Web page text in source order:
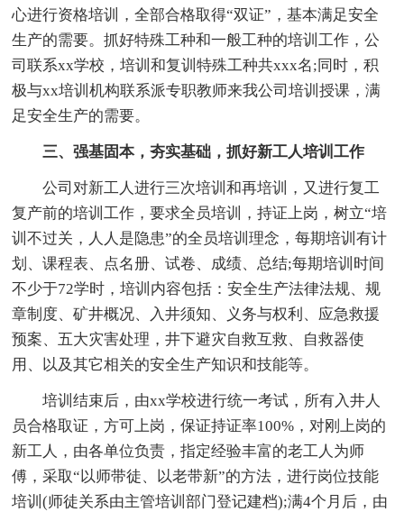
心进行资格培训，全部合格取得“双证”，基本满足安全
生产的需要。抓好特殊工种和一般工种的培训工作，公
司联系xx学校，培训和复训特殊工种共xxx名;同时，积
极与xx培训机构联系派专职教师来我公司培训授课，满
足安全生产的需要。
三、强基固本，夯实基础，抓好新工人培训工作
公司对新工人进行三次培训和再培训，又进行复工
复产前的培训工作，要求全员培训，持证上岗，树立“培
训不过关，人人是隐患”的全员培训理念，每期培训有计
划、课程表、点名册、试卷、成绩、总结;每期培训时间
不少于72学时，培训内容包括：安全生产法律法规、规
章制度、矿井概况、入井须知、义务与权利、应急救援
预案、五大灾害处理，井下避灾自救互救、自救器使
用、以及其它相关的安全生产知识和技能等。
培训结束后，由xx学校进行统一考试，所有入井人
员合格取证，方可上岗，保证持证率100%，对刚上岗的
新工人，由各单位负责，指定经验丰富的老工人为师
傅，采取“以师带徒、以老带新”的方法，进行岗位技能
培训(师徒关系由主管培训部门登记建档);满4个月后，由